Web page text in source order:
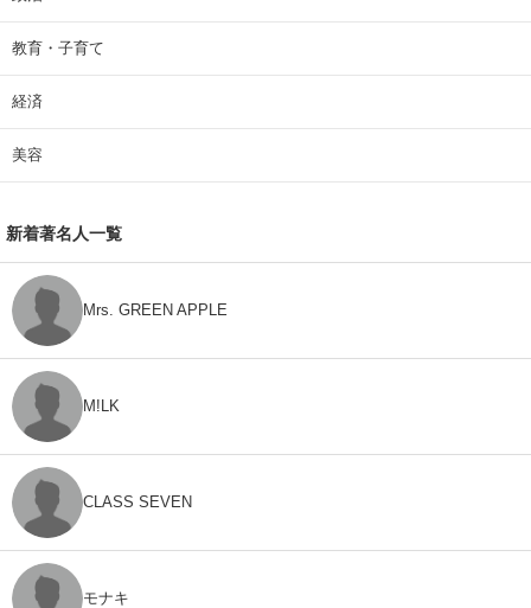
教育・子育て
経済
美容
新着著名人一覧
Mrs. GREEN APPLE
M!LK
CLASS SEVEN
モナキ